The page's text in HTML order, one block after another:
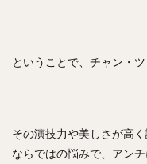
ということで、チャン・
その演技力や美しさが高
ならではの悩みで、アンチ